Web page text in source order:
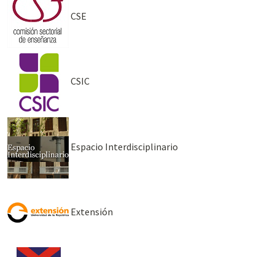
CSE
CSIC
Espacio Interdisciplinario
Extensión